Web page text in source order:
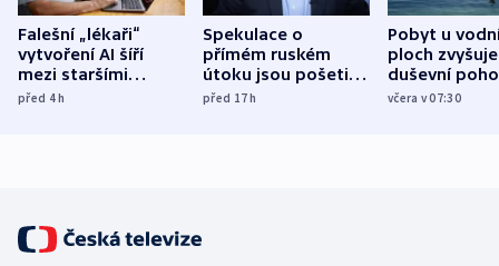
Falešní „lékaři“
vytvoření AI šíří
mezi staršími
Poláky nebezpečné
před 4h
Spekulace o
přímém ruském
útoku jsou pošetilé,
míní estonský
před 17h
Pobyt u
ploch zvyšuje
duševní
ukázala
včera v 07:30